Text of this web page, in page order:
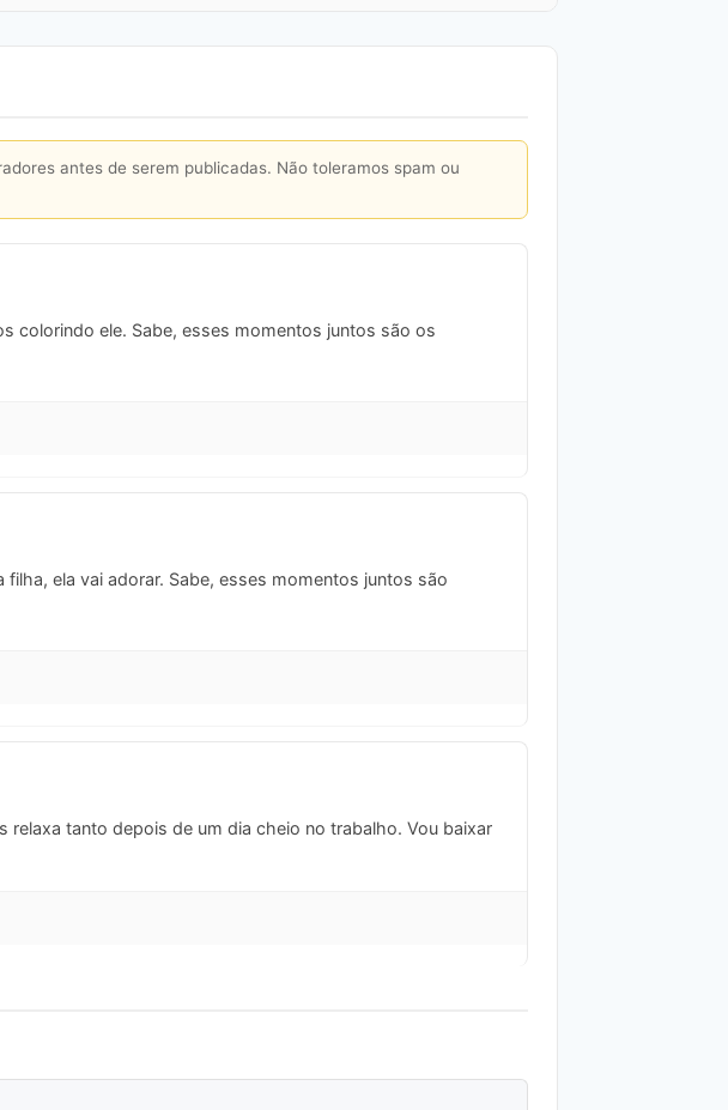
antes de serem publicadas. Não toleramos spam ou
colorindo ele. Sabe, esses momentos juntos são os
ela vai adorar. Sabe, esses momentos juntos são
tanto depois de um dia cheio no trabalho. Vou baixar